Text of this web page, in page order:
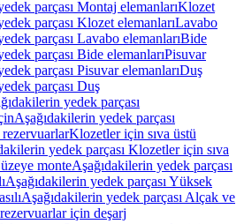
parçası Montaj elemanlarıKlozet
parçası Klozet elemanlarıLavabo
parçası Lavabo elemanlarıBide
parçası Bide elemanlarıPisuvar
parçası Pisuvar elemanlarıDuş
parçası Duş
yedek parçası
Aşağıdakilerin yedek parçası
rezervuarlarKlozetler için sıva üstü
yedek parçası Klozetler için sıva
monteAşağıdakilerin yedek parçası
Aşağıdakilerin yedek parçası Yüksek
Aşağıdakilerin yedek parçası Alçak ve
için deşarj